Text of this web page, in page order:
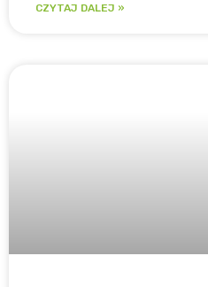
CZYTAJ DALEJ »